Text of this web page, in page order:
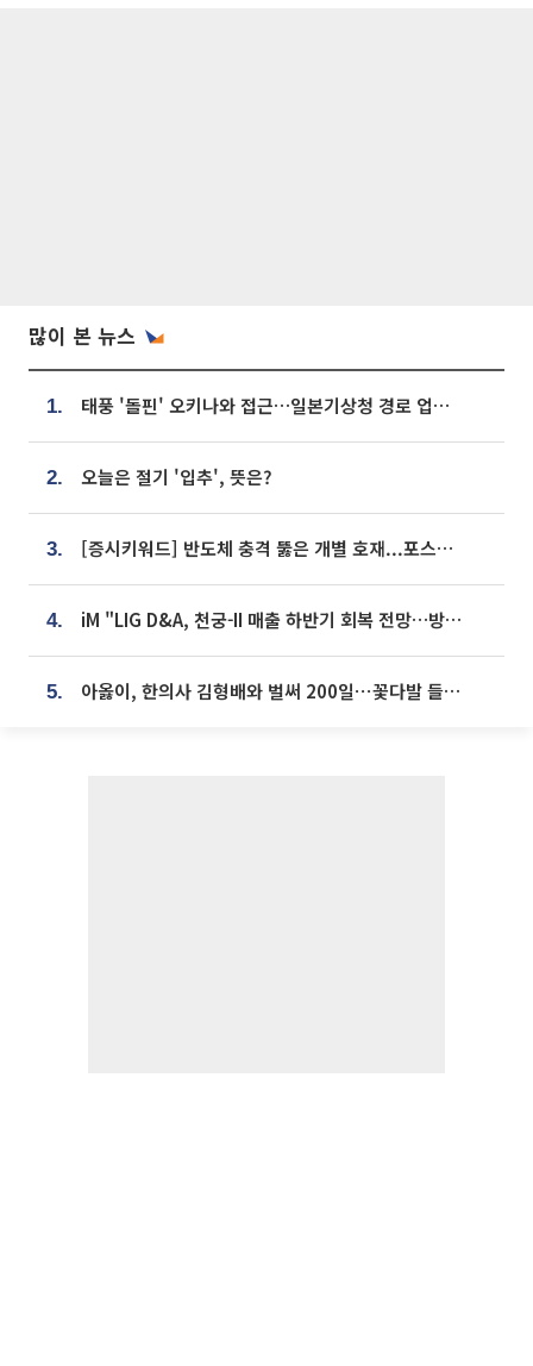
많이 본 뉴스
1. 태풍 '돌핀' 오키나와 접근…일본기상청 경로 업데이트
2. 오늘은 절기 '입추', 뜻은?
3. [증시키워드] 반도체 충격 뚫은 개별 호재...포스코퓨처엠·에코프로·한화솔루션 '눈길'
4. iM "LIG D&A, 천궁-II 매출 하반기 회복 전망…방산 톱픽 유지"
5. 아옳이, 한의사 김형배와 벌써 200일⋯꽃다발 들고 "프러포즈 아냐"